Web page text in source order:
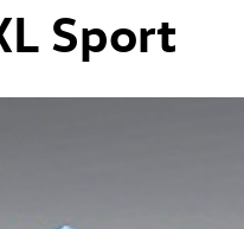
Sport